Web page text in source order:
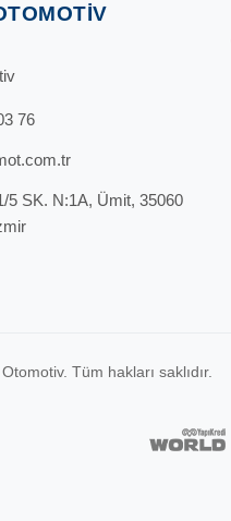
76
5 SK. N:1A, Ümit, 35060
Tüm hakları saklıdır.